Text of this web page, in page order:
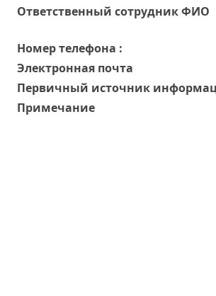
Oтветственный сотрудник ФИО
Номер телефона :
Электронная почта
Первичный источник
Примечание